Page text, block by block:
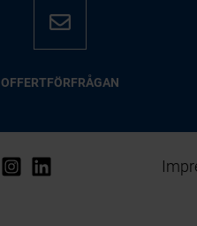
OFFERTFÖRFRÅGAN